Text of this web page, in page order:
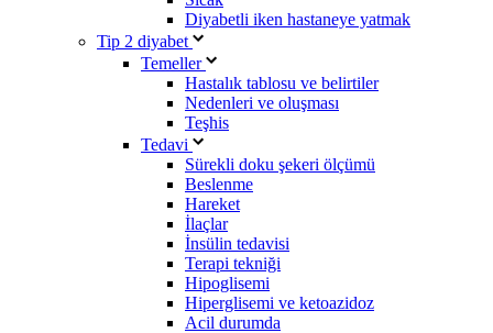
Diyabetli iken hastaneye yatmak
Tip 2 diyabet
Temeller
Hastalık tablosu ve belirtiler
Nedenleri ve oluşması
Teşhis
Tedavi
Sürekli doku şekeri ölçümü
Beslenme
Hareket
İlaçlar
İnsülin tedavisi
Terapi tekniği
Hipoglisemi
Hiperglisemi ve ketoazidoz
Acil durumda